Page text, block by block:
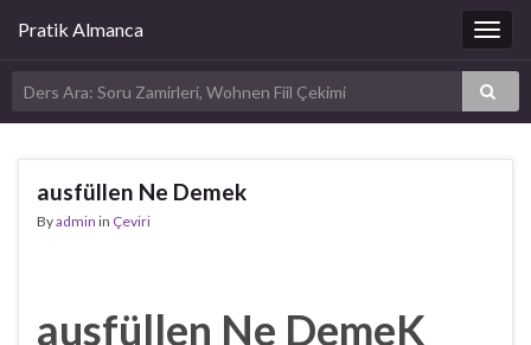
Pratik Almanca
ausfüllen Ne Demek
Byadmin in Çeviri
ausfüllen Ne DemeK